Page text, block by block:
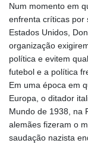
Num momento em
enfrenta críticas por
Estados Unidos,
organização
política e evitem
futebol e a política
Em uma época em
Europa, o ditador
Mundo de 1938, na
alemães fizeram o
saudação nazista